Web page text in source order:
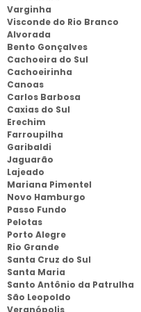
Varginha
Visconde do Rio Branco
Alvorada
Bento Gonçalves
Cachoeira do Sul
Cachoeirinha
Canoas
Carlos Barbosa
Caxias do Sul
Erechim
Farroupilha
Garibaldi
Jaguarão
Lajeado
Mariana Pimentel
Novo Hamburgo
Passo Fundo
Pelotas
Porto Alegre
Rio Grande
Santa Cruz do Sul
Santa Maria
Santo Antônio da Patrulha
São Leopoldo
Veranópolis